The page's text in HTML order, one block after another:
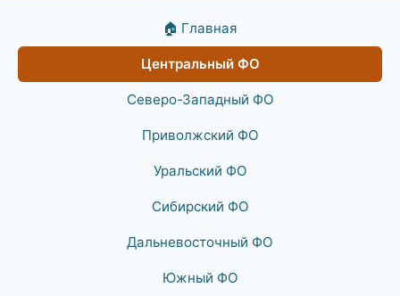
🏠 Главная
Центральный ФО
Северо-Западный ФО
Приволжский ФО
Уральский ФО
Сибирский ФО
Дальневосточный ФО
Южный ФО